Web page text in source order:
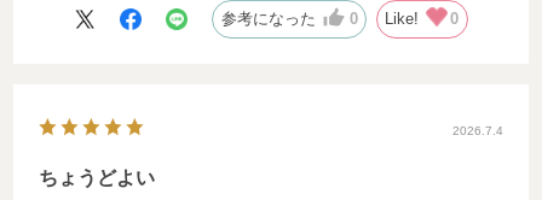
参考になった 0 Like! 0
2026.7.4
ちょうどよい